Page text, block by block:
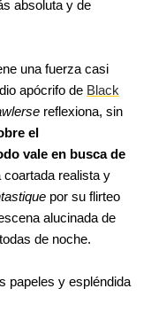
absoluta y de
una fuerza casi
apócrifo de Black
reflexiona, sin
el
vale en busca de
coartada realista y
por su flirteo
alucinada de
de noche.
papeles y espléndida